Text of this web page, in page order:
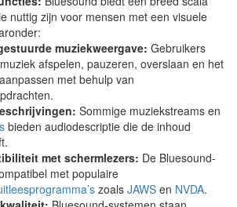
nuttig zijn voor mensen met een visuele
muziekweergave: Gebruikers
afspelen, pauzeren, overslaan en het
met behulp van
Sommige muziekstreams en
bieden audiodescriptie die de inhoud
met schermlezers: De Bluesound-
met populaire
zoals JAWS en NVDA.